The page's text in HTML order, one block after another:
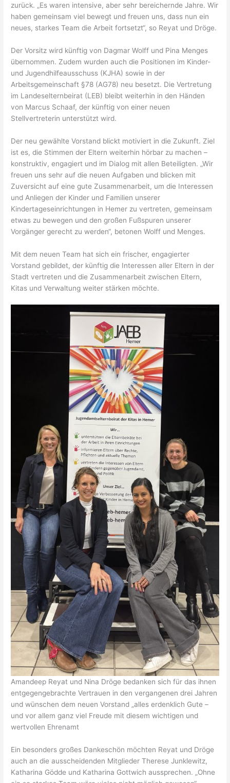
zurück. „Es waren intensive, aber sehr bereichernde Jahre. Wir
haben gemeinsam viel bewegt und freuen uns, dass nun ein
neues, starkes Team die Arbeit fortsetzt“, so Reyat und Dröge.
Der Vorsitz wird künftig von Dagmar Wolff und Pina Menges
übernommen. Zudem wurden auch die Positionen im Kinder-
und Jugendhilfeausschuss (KJHA) sowie in der
Arbeitsgemeinschaft §78 (AG78) neu besetzt. Die Vertretung
im Landeselternbeirat (LEB) bleibt weiterhin in den Händen
von Marcus Schaaf, der künftig von einer neuen
Stellvertreterin unterstützt wird.
Der neu gewählte Vorstand blickt motiviert in die Zukunft. Ziel
ist es, die Stimmen der Eltern weiterhin hörbar zu machen –
konstruktiv, engagiert und im Dialog mit allen Beteiligten. „Wir
freuen uns sehr auf die neuen Aufgaben und blicken mit
Zuversicht auf eine gute Zusammenarbeit, um die Interessen
und Anliegen der Kinder und Familien unserer
Kindertageseinrichtungen in Hemer zu vertreten, gemeinsam
etwas zu bewegen und den großen Fußspuren unserer
Vorgänger gerecht zu werden“, betonen Wolff und Menges.
Mit dem neuen Team hat sich ein frischer, engagierter
Vorstand gebildet, der künftig die Interessen aller Eltern in der
Stadt vertreten und die Zusammenarbeit zwischen Eltern,
Kitas und Verwaltung weiter stärken möchte.
Amandeep Reyat und Nina Dröge bedanken sich für das ihnen
entgegengebrachte Vertrauen in den vergangenen drei Jahren
und wünschen dem neuen Vorstand „alles erdenklich Gute –
und vor allem ganz viel Freude mit diesem wichtigen und
wertvollen Ehrenamt
Ein besonders großes Dankeschön möchten Reyat und Dröge
auch an die ausscheidenden Mitglieder Therese Junklewitz,
Katharina Gödde und Katharina Gottwich aussprechen. „Ohne